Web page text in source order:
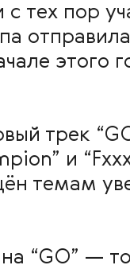
тех пор
этого
трек
и
темам
“GO” —